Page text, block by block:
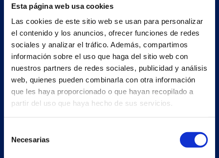
Esta página web usa cookies
Las cookies de este sitio web se usan para personalizar
el contenido y los anuncios, ofrecer funciones de redes
sociales y analizar el tráfico. Además, compartimos
información sobre el uso que haga del sitio web con
nuestros partners de redes sociales, publicidad y análisis
web, quienes pueden combinarla con otra información
que les haya proporcionado o que hayan recopilado a
partir del uso que haya hecho de sus servicios.
Necesarias
Nave principal y oficinas
Estrada Porto Cabeiro, 35
Vilar de Infesta 36815
Redondela
Pontevedra - España
+34 986 226 622